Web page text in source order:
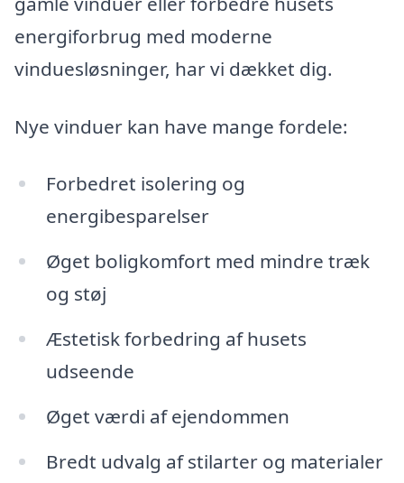
energiforbrug med moderne
vinduesløsninger, har vi dækket dig.
Nye vinduer kan have mange fordele:
Forbedret isolering og
energibesparelser
Øget boligkomfort med mindre træk
og støj
Æstetisk forbedring af husets
udseende
Øget værdi af ejendommen
Bredt udvalg af stilarter og materialer